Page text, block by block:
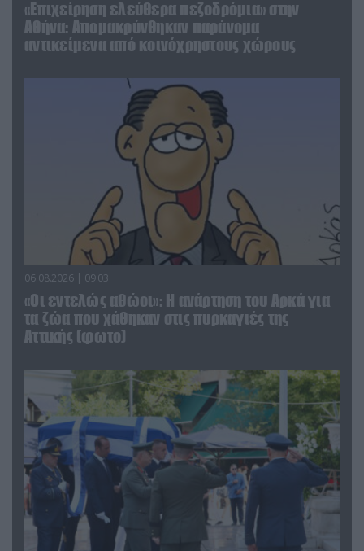
«Επιχείρηση ελεύθερα πεζοδρόμια» στην
Αθήνα: Απομακρύνθηκαν παράνομα
αντικείμενα από κοινόχρηστους χώρους
06.08.2026 | 09:03
«Οι εντελώς αθώοι»: Η ανάρτηση του Αρκά για
τα ζώα που χάθηκαν στις πυρκαγιές της
Αττικής (φωτο)